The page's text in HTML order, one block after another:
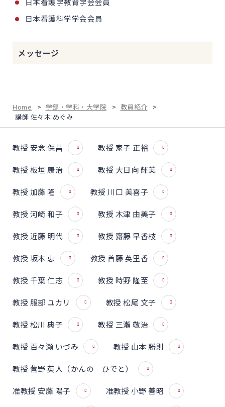
日本看護科学学会会員
メッセージ
Home > 学部・学科・大学院 > 教員紹介
>
講師 佐々木 めぐみ
教授 安念 保昌 教授 家子 正裕
教授 板垣 康治 教授 大日向 輝美
教授 加藤 隆 教授 川口 美喜子
教授 河崎 和子 教授 木津 由美子
教授 近藤 明代 教授 齋藤 早香枝
教授 坂本 恵 教授 首藤 英里香
教授 千葉 仁志 教授 時野 隆至
教授 服部 ユカリ 教授 松尾 文子
教授 松川 典子 教授 三瀬 敬治
教授 百々瀬 いづみ 教授 山本 勝則
教授 菅野 英人（かんの ひでと）
准教授 安藤 陽子 准教授 小野 善昭